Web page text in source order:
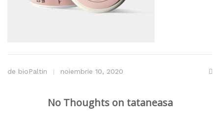
de bioPaltin noiembrie 10, 2020
No Thoughts on tataneasa